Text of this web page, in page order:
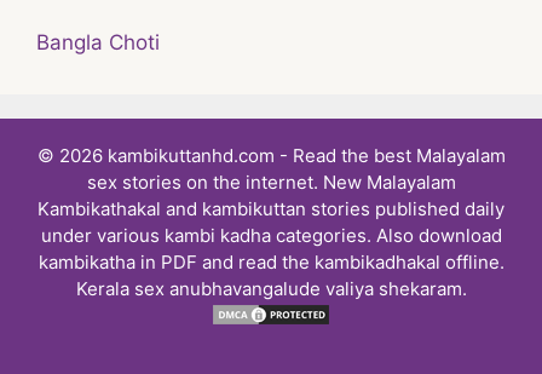
Bangla Choti
© 2026 kambikuttanhd.com - Read the best Malayalam
sex stories on the internet. New Malayalam
Kambikathakal and kambikuttan stories published daily
under various kambi kadha categories. Also download
kambikatha in PDF and read the kambikadhakal offline.
Kerala sex anubhavangalude valiya shekaram.